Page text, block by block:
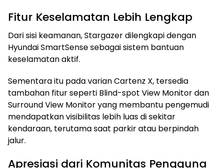
Fitur Keselamatan Lebih Lengkap
Dari sisi keamanan, Stargazer dilengkapi dengan
Hyundai SmartSense sebagai sistem bantuan
keselamatan aktif.
Sementara itu pada varian Cartenz X, tersedia
tambahan fitur seperti Blind-spot View Monitor dan
Surround View Monitor yang membantu pengemudi
mendapatkan visibilitas lebih luas di sekitar
kendaraan, terutama saat parkir atau berpindah
jalur.
Apresiasi dari Komunitas Pengguna